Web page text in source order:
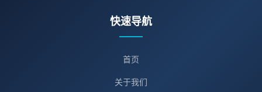
快速导航
首页
关于我们